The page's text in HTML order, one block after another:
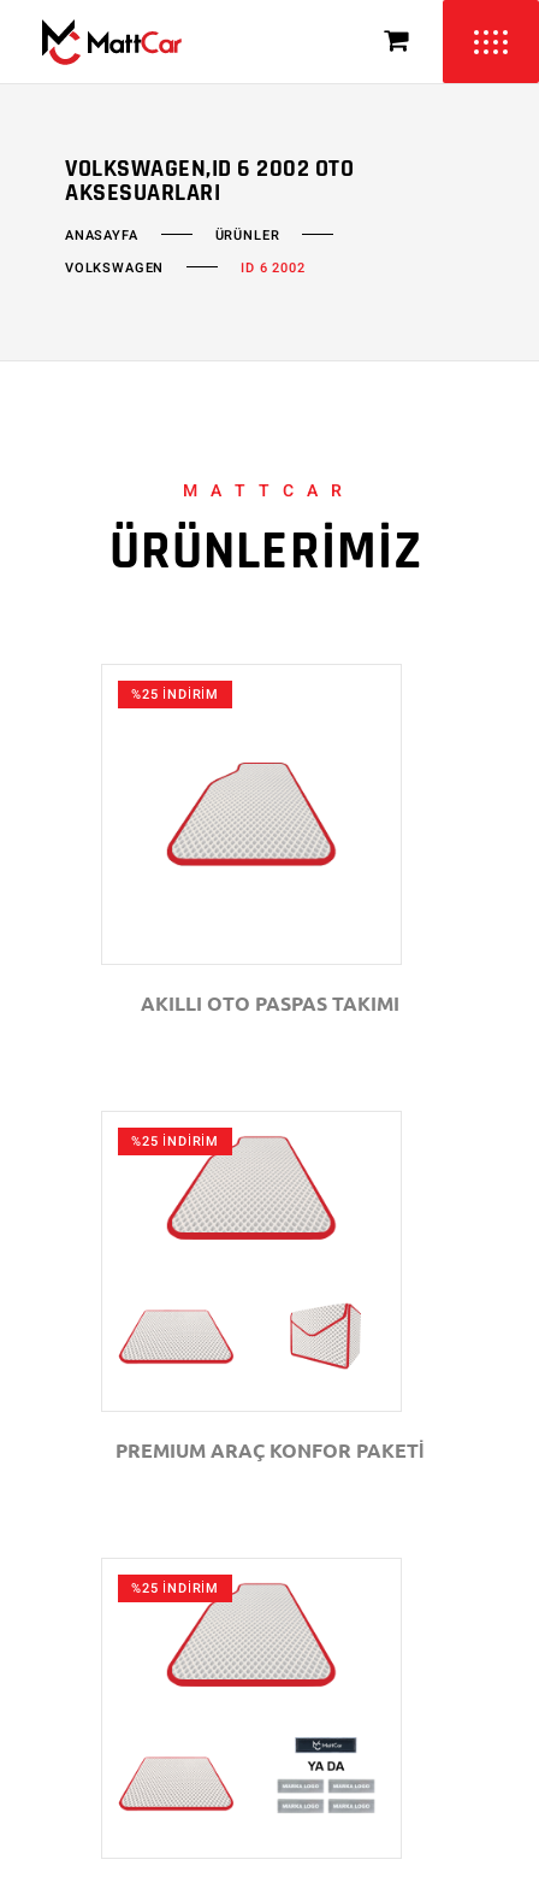
VOLKSWAGEN,ID 6 2002 OTO
AKSESUARLARI
ANASAYFA
ÜRÜNLER
VOLKSWAGEN
ID 6 2002
MATTCAR
ÜRÜNLERİMİZ
%25 İNDİRİM
GÖZAT
AKILLI OTO PASPAS TAKIMI
%25 İNDİRİM
PREMIUM ARAÇ KONFOR PAKETİ
%25 İNDİRİM